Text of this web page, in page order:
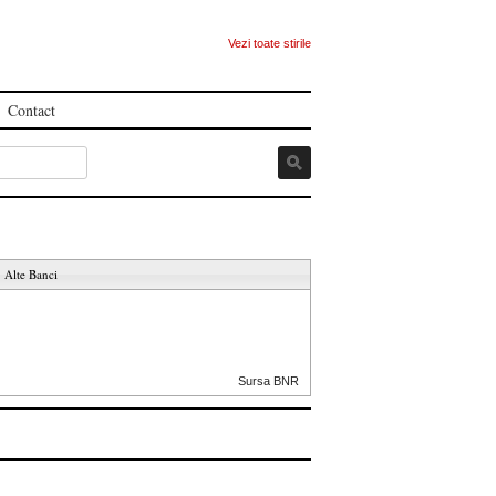
Vezi toate stirile
Contact
Alte Banci
Sursa BNR